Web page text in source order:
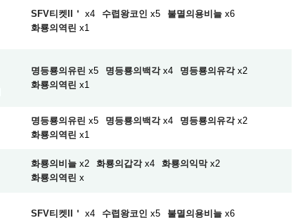
SFV티켓II＇ x4 수렵왕코인 x5 불멸의용비늘 x6
화룡의역린 x1
명등룡의유린 x5 명등룡의백각x4 명등룡의유각x2
화룡의역린 x1
명등룡의유린 x5 명등룡의백각x4 명등룡의유각x2
화룡의역린 x1
화룡의비늘 x2 화룡의갑각x4 화룡의익막x2
화룡의역린 x
SFV티켓II＇ x4 수렵왕코인 x5 불멸의용비늘 x6